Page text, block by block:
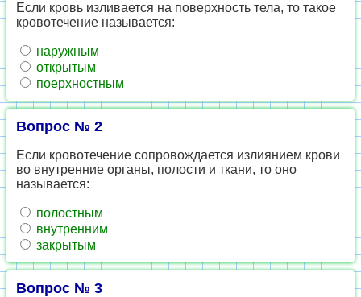
Если кровь изливается на поверхность тела, то такое
кровотечение называется:
наружным
открытым
поерхностным
Вопрос № 2
Если кровотечение сопровождается излиянием крови
во внутренние органы, полости и ткани, то оно
называется:
полостным
внутренним
закрытым
Вопрос № 3